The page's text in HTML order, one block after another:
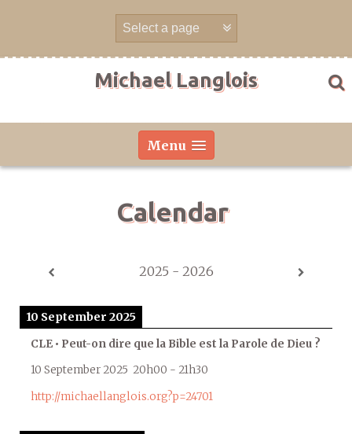
Michael Langlois
Menu
Calendar
2025 - 2026
10 September 2025
CLE • Peut-on dire que la Bible est la Parole de Dieu ?
10 September 2025 20h00 - 21h30
http://michaellanglois.org?p=24701